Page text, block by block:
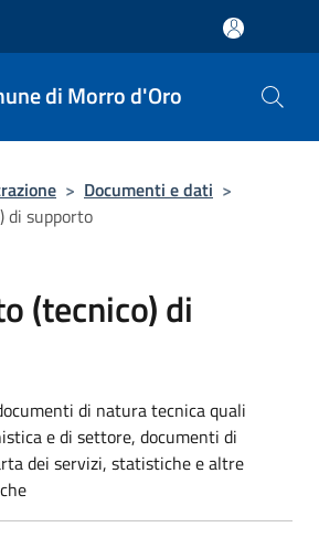
di Morro d'Oro
> Documenti e dati >
di supporto
(tecnico) di
di natura tecnica quali
e di settore, documenti di
dei servizi, statistiche e altre